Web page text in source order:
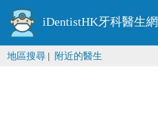
iDentistHK牙科醫生網
地區搜尋 | 附近的醫生